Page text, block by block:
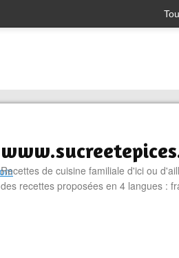
Recettes de cuisine familiale d'ici ou
des recettes proposées en 4 langues :